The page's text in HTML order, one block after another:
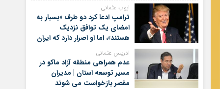
ایوب عثمانی
ترامپ ادعا کرد دو طرف «بسیار به
امضای یک توافق نزدیک
هستند»، اما او اصرار دارد که ایران
برای کنار گذاشتن برنامه‌های
هسته‌ای خود گام‌های بیشتری
بردارد
ادریس عثمانی
عدم همراهی منطقه آزاد ماکو در
مسیر توسعه استان | مدیران
مقصر بازخواست می شوند